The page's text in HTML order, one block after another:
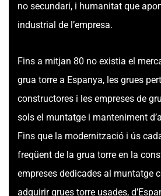
no secundari, i humanitat que
industrial de l’empresa.
Fins a mitjan 80 no existia el
grua torre a Espanya, les grues
constructores i les empreses de
sols el muntatge i manteniment
Fins que la modernització i ús
freqüent de la grua torre en la
empreses dedicades al muntatge
adquirir grues torre usades,